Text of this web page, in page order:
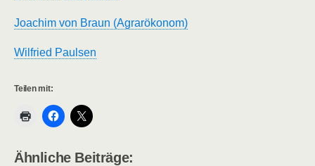
Joachim von Braun (Agrarökonom)
Wilfried Paulsen
Teilen mit:
Ähnliche Beiträge: